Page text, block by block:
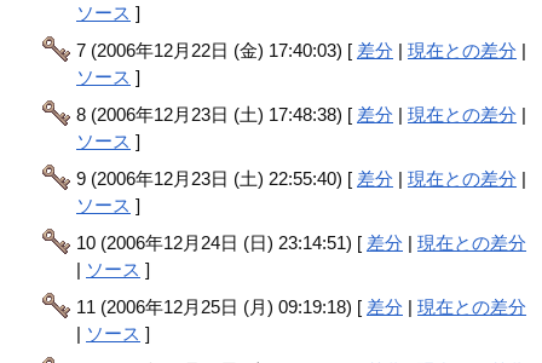
ソース ]
7 (2006年12月22日 (金) 17:40:03) [ 差分 |現在との差分 |
ソース ]
8 (2006年12月23日 (土) 17:48:38) [ 差分 |現在との差分 |
ソース ]
9 (2006年12月23日 (土) 22:55:40) [ 差分 |現在との差分 |
ソース ]
10 (2006年12月24日 (日) 23:14:51) [ 差分 |現在との差分
| ソース ]
11 (2006年12月25日 (月) 09:19:18) [ 差分 |現在との差分
| ソース ]